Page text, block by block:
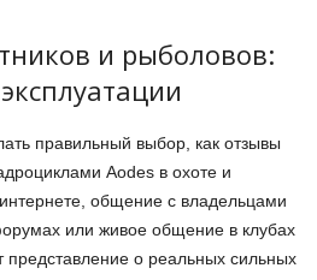
и рыболовов:
правильный выбор, как отзывы
Aodes в охоте и
общение с владельцами
или живое общение в клубах
представление о реальных сильных